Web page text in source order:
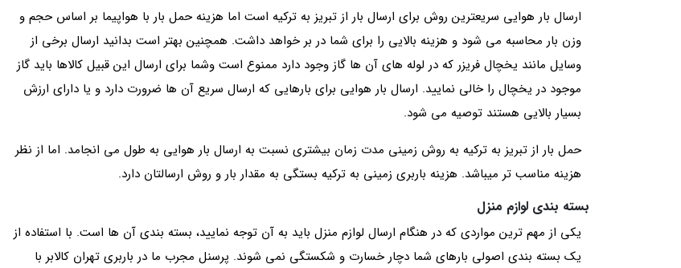
ارسال بار هوایی سریعترین روش برای ارسال بار از تبریز به ترکیه است اما هزینه حمل بار با هواپیما بر اساس حجم و
وزن بار محاسبه می شود و هزینه بالایی را برای شما در بر خواهد داشت. همچنین بهتر است بدانید ارسال برخی از
وسایل مانند یخچال فریزر که در لوله های آن ها گاز وجود دارد ممنوع است وشما برای ارسال این قبیل کالاها باید گاز
موجود در یخچال را خالی نمایید. ارسال بار هوایی برای بارهایی که ارسال سریع آن ها ضرورت دارد و یا دارای ارزش
بسیار بالایی هستند توصیه می شود.
حمل بار از تبریز به ترکیه به روش زمینی مدت زمان بیشتری نسبت به ارسال بار هوایی به طول می انجامد. اما از نظر
هزینه مناسب تر میباشد. هزینه باربری زمینی به ترکیه بستگی به مقدار بار و روش ارسالتان دارد.
بسته بندی لوازم منزل
یکی از مهم ترین مواردی که در هنگام ارسال لوازم منزل باید به آن توجه نمایید، بسته بندی آن ها است. با استفاده از
یک بسته بندی اصولی بارهای شما دچار خسارت و شکستگی نمی شوند. پرسنل مجرب ما در باربری تهران کالابر با